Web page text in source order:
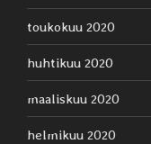
toukokuu 2020
huhtikuu 2020
maaliskuu 2020
helmikuu 2020